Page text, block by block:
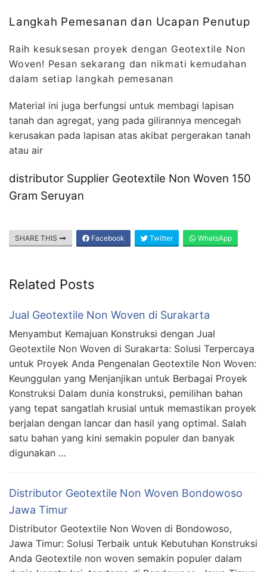
Langkah Pemesanan dan Ucapan Penutup
Raih kesuksesan proyek dengan Geotextile Non
Woven! Pesan sekarang dan nikmati kemudahan
dalam setiap langkah pemesanan
Material ini juga berfungsi untuk membagi lapisan
tanah dan agregat, yang pada gilirannya mencegah
kerusakan pada lapisan atas akibat pergerakan tanah
atau air
distributor Supplier Geotextile Non Woven 150
Gram Seruyan
SHARE THIS Facebook Twitter WhatsApp
Related Posts
Jual Geotextile Non Woven di Surakarta
Menyambut Kemajuan Konstruksi dengan Jual
Geotextile Non Woven di Surakarta: Solusi Terpercaya
untuk Proyek Anda Pengenalan Geotextile Non Woven:
Keunggulan yang Menjanjikan untuk Berbagai Proyek
Konstruksi Dalam dunia konstruksi, pemilihan bahan
yang tepat sangatlah krusial untuk memastikan proyek
berjalan dengan lancar dan hasil yang optimal. Salah
satu bahan yang kini semakin populer dan banyak
digunakan …
Distributor Geotextile Non Woven Bondowoso
Jawa Timur
Distributor Geotextile Non Woven di Bondowoso,
Jawa Timur: Solusi Terbaik untuk Kebutuhan Konstruksi
Anda Geotextile non woven semakin populer dalam